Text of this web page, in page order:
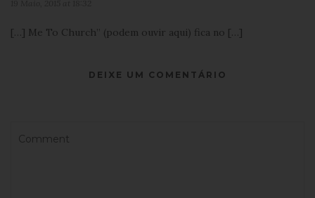
[…] Me To Church” (podem ouvir aqui) fica no […]
DEIXE UM COMENTÁRIO